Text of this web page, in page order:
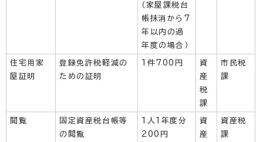
（家屋課税台
帳抹消から7
年以内の過
年度の場合）
住宅用家
屋証明
登録免許税軽減の
ための証明
1件700円
資
産
税
課
市民税
課
閲覧
固定資産税台帳等
の閲覧
1人1年度分
200円
資
産
資産税
課